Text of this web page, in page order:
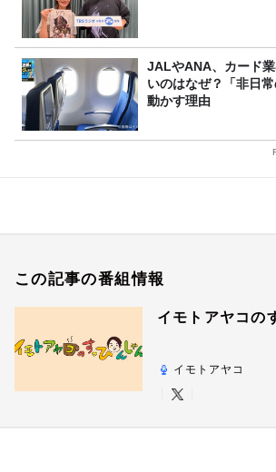
JALやANA、カード
いのはなぜ？「非日
動かす理由
この記事の番組情報
イモトアヤコの
イモトアヤコ